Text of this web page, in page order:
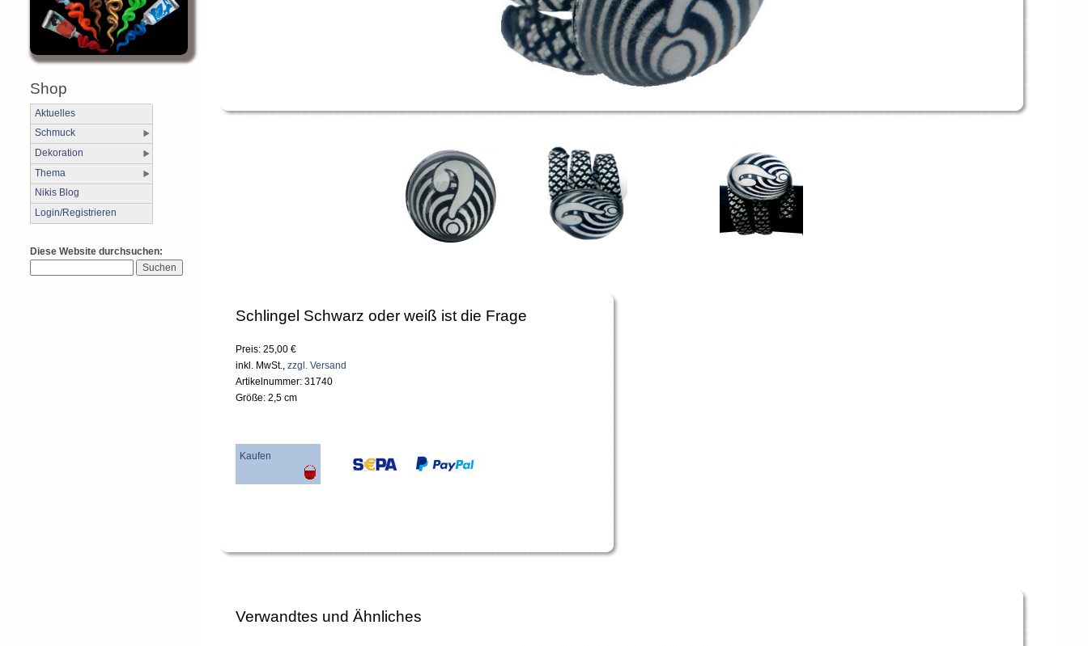
Shop
Aktuelles
Schmuck
Dekoration
Thema
Nikis Blog
Login/Registrieren
Diese Website durchsuchen:
Schlingel Schwarz oder weiß ist die Frage
Preis: 25,00 €
inkl. MwSt., zzgl. Versand
Artikelnummer: 31740
Größe: 2,5 cm
Kaufen
Verwandtes und Ähnliches